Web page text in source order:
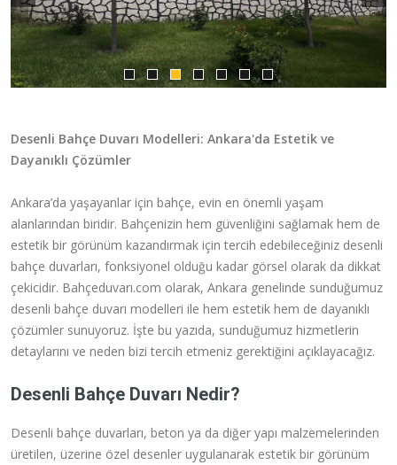
Desenli Bahçe Duvarı Modelleri: Ankara'da Estetik ve
Dayanıklı Çözümler
Ankara’da yaşayanlar için bahçe, evin en önemli yaşam
alanlarından biridir. Bahçenizin hem güvenliğini sağlamak hem de
estetik bir görünüm kazandırmak için tercih edebileceğiniz desenli
bahçe duvarları, fonksiyonel olduğu kadar görsel olarak da dikkat
çekicidir. Bahçeduvarı.com olarak, Ankara genelinde sunduğumuz
desenli bahçe duvarı modelleri ile hem estetik hem de dayanıklı
çözümler sunuyoruz. İşte bu yazıda, sunduğumuz hizmetlerin
detaylarını ve neden bizi tercih etmeniz gerektiğini açıklayacağız.
Desenli Bahçe Duvarı Nedir?
Desenli bahçe duvarları, beton ya da diğer yapı malzemelerinden
üretilen, üzerine özel desenler uygulanarak estetik bir görünüm